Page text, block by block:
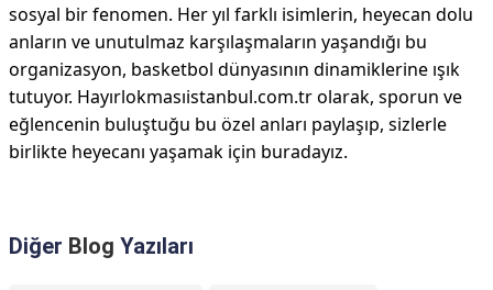
sosyal bir fenomen. Her yıl farklı isimlerin, heyecan dolu
anların ve unutulmaz karşılaşmaların yaşandığı bu
organizasyon, basketbol dünyasının dinamiklerine ışık
tutuyor. Hayırlokmasıistanbul.com.tr olarak, sporun ve
eğlencenin buluştuğu bu özel anları paylaşıp, sizlerle
birlikte heyecanı yaşamak için buradayız.
Diğer Blog Yazıları